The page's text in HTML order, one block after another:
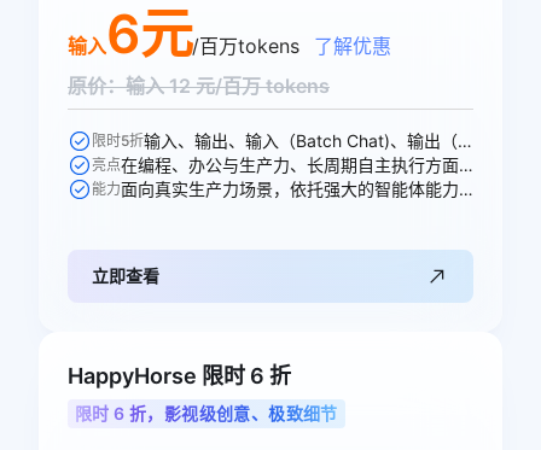
输入6元/百万tokens
了解优惠
原价：输入 12 元/百万 tokens
限时5折 输入、输出、输入（Batch Chat)、输出（Batch Chat)、显式缓存创建、显式缓存命中 6 个模型计费价格可参与活动
亮点 在编程、办公与生产力、长周期自主执行方面均能出色胜任各项任务
能力 面向真实生产力场景，依托强大的智能体能力，全面重塑专业工作流
立即查看
HappyHorse 限时 6 折
限时 6 折，影视级创意、极致细节